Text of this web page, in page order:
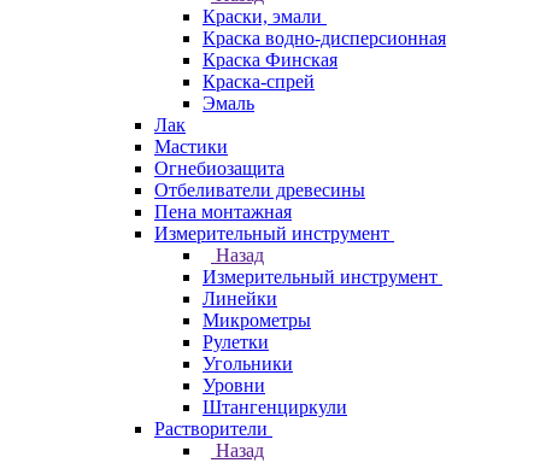
Краски, эмали
Краска водно-дисперсионная
Краска Финская
Краска-спрей
Эмаль
Лак
Мастики
Огнебиозащита
Отбеливатели древесины
Пена монтажная
Измерительный инструмент
Назад
Измерительный инструмент
Линейки
Микрометры
Рулетки
Угольники
Уровни
Штангенциркули
Растворители
Назад